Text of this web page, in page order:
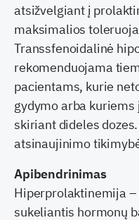
atsižvelgiant į
maksimalios
Transsfenoidalinė
rekomenduojama
pacientams, kurie
gydymo arba
skiriant dideles
atsinaujinimo
Apibendrinimas
Hiperprolaktinemija
sukeliantis hormonų